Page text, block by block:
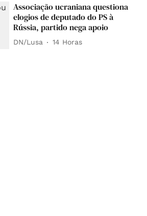
Associação ucraniana questiona
elogios de deputado do PS à
Rússia, partido nega apoio
DN/Lusa 14 Horas